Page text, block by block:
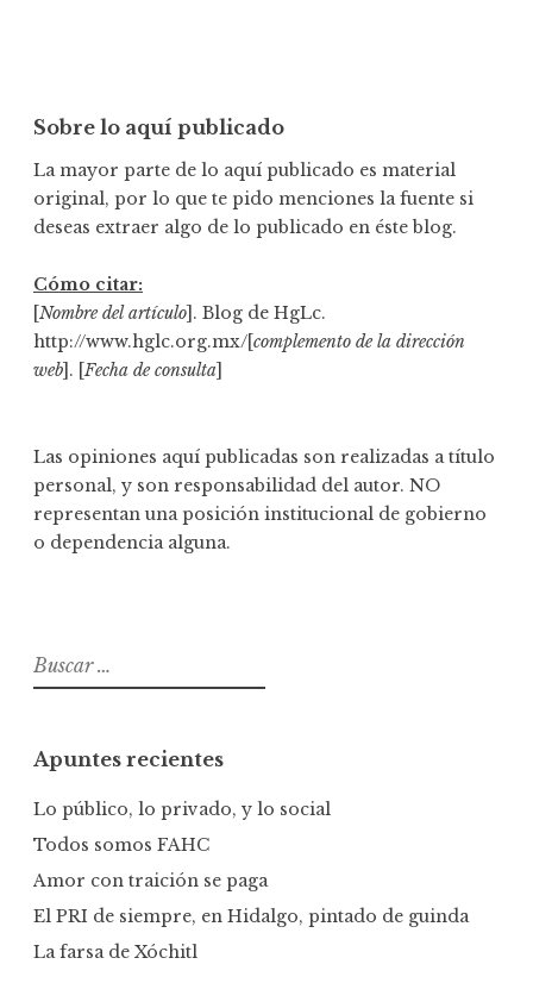
Sobre lo aquí publicado
La mayor parte de lo aquí publicado es material
original, por lo que te pido menciones la fuente si
deseas extraer algo de lo publicado en éste blog.
Cómo citar:
[Nombre del artículo]. Blog de HgLc.
http://www.hglc.org.mx/[complemento de la dirección
web]. [Fecha de consulta]
Las opiniones aquí publicadas son realizadas a título
personal, y son responsabilidad del autor. NO
representan una posición institucional de gobierno
o dependencia alguna.
B
u
a
r
Apuntes recientes
Lo público, lo privado, y lo social
Todos somos FAHC
Amor con traición se paga
El PRI de siempre, en Hidalgo, pintado de guinda
La farsa de Xóchitl